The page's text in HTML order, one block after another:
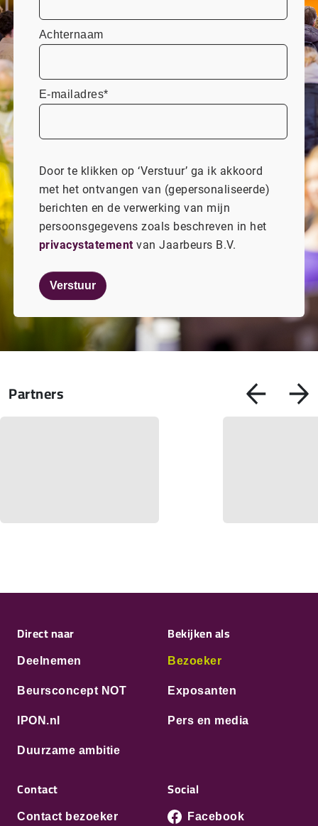
Achternaam
E-mailadres*
Door te klikken op ‘Verstuur’ ga ik akkoord
met het ontvangen van (gepersonaliseerde)
berichten en de verwerking van mijn
persoonsgegevens zoals beschreven in het
privacystatementvan Jaarbeurs B.V.
Verstuur
Partners
Direct naar
Deelnemen
Beursconcept NOT
IPON.nl
Duurzame ambitie
Bekijken als
Bezoeker
Exposanten
Pers en media
Contact
Contact bezoeker
Social
Facebook